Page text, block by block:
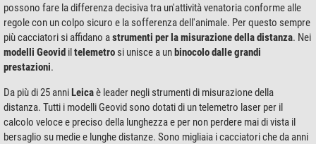
possono fare la differenza decisiva tra un'attività venatoria conforme alle
regole con un colpo sicuro e la sofferenza dell'animale. Per questo sempre
più cacciatori si affidano astrumenti per la misurazione della distanza. Nei
modelli Geovid iltelemetro si unisce a unbinocolo dalle grandi
prestazioni.
Da più di 25 anniLeicaè leader negli strumenti di misurazione della
distanza. Tutti i modelli Geovid sono dotati di un telemetro laser per il
calcolo veloce e preciso della lunghezza e per non perdere mai di vista il
bersaglio su medie e lunghe distanze. Sono migliaia i cacciatori che da anni